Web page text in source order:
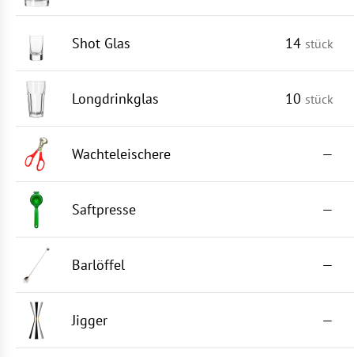
Shot Glas 14 stück
Longdrinkglas 10 stück
Wachteleischere —
Saftpresse —
Barlöffel —
Jigger —